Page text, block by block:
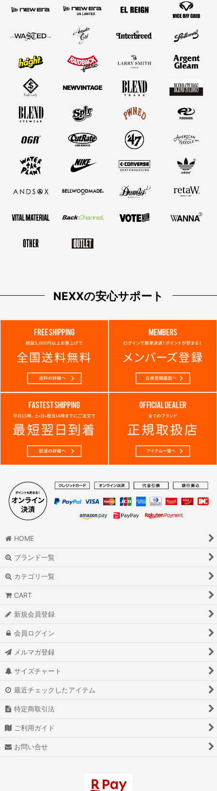
NEXXの安心サポート
HOME
ブランド一覧
カテゴリ一覧
CART
新規会員登録
会員ログイン
メルマガ登録
サイズチャート
最近チェックしたアイテム
特定商取引法
ご利用ガイド
お問い合せ